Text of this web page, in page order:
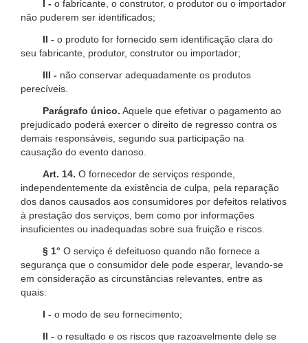
I - o fabricante, o construtor, o produtor ou o importador
não puderem ser identificados;
II - o produto for fornecido sem identificação clara do
seu fabricante, produtor, construtor ou importador;
III - não conservar adequadamente os produtos
perecíveis.
Parágrafo único. Aquele que efetivar o pagamento ao
prejudicado poderá exercer o direito de regresso contra os
demais responsáveis, segundo sua participação na
causação do evento danoso.
Art. 14. O fornecedor de serviços responde,
independentemente da existência de culpa, pela reparação
dos danos causados aos consumidores por defeitos relativos
à prestação dos serviços, bem como por informações
insuficientes ou inadequadas sobre sua fruição e riscos.
§ 1° O serviço é defeituoso quando não fornece a
segurança que o consumidor dele pode esperar, levando-se
em consideração as circunstâncias relevantes, entre as
quais:
I - o modo de seu fornecimento;
II - o resultado e os riscos que razoavelmente dele se